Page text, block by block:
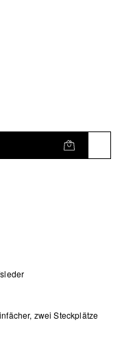
zwei Steckplätze